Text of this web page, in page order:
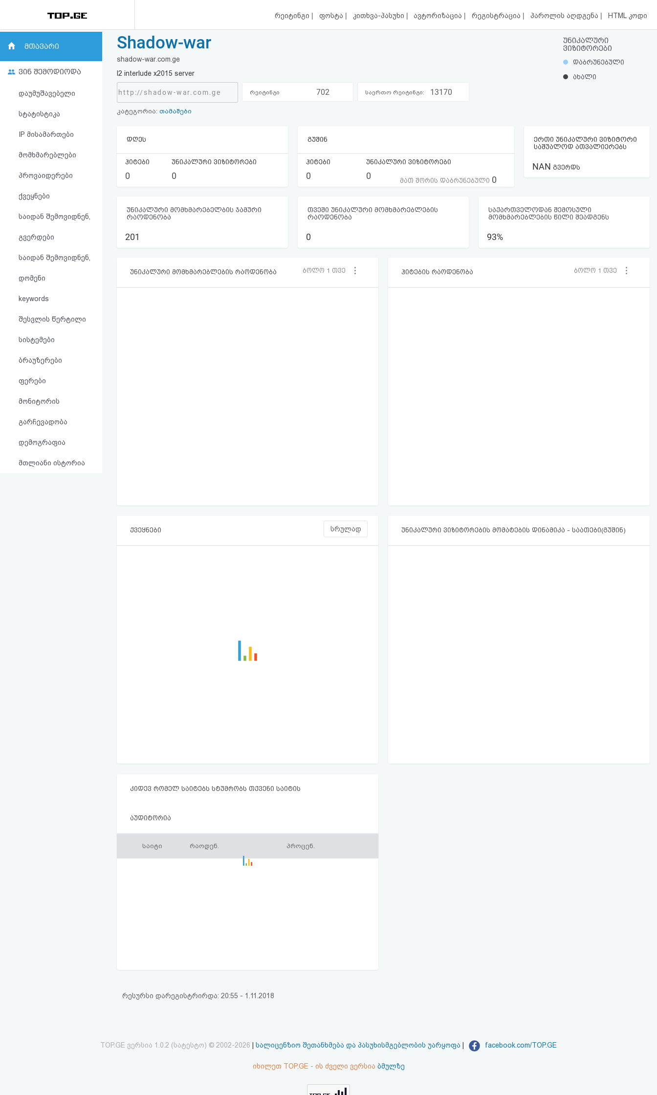
რეიტინგი | ფოსტა | კითხვა-პასუხი | ავტორიზაცია | რეგისტრაცია | პაროლის აღდგენა | HTML კოდი
რეიტინგი
(მთავარი)
კითხვა-
პასუხი
ავტორიზაცია
რეგისტრაცია
სალიცენზიო
შეთანხმება
მთავარი
ვინ შემოდიოდა
დაუმუშავებელი
სტატისტიკა
IP მისამართები
მომხმარებლები
პროვაიდერები
ქვეყნები
საიდან შემოვიდნენ,
გვერდები
საიდან შემოვიდნენ,
დომენი
keywords
შესვლის წერტილი
სისტემები
ბრაუზერები
ფერები
მონიტორის
გარჩევადობა
დემოგრაფია
მთლიანი ისტორია
Shadow-war
shadow-war.com.ge
l2 interlude x2015 server
http://shadow-war.com.ge რეიტინგი 702 საერთო რეიტინგი: 13170
კატეგორია: თამაშები
უნიკალური
ვიზიტორები
დაბრუნებული
ახალი
დღეს
ჰიტები
0
უნიკალური ვიზიტორები
0
გუშინ
ჰიტები
0
უნიკალური ვიზიტორები
0 მათ შორის დაბრუნებული 0
ერთი უნიკალური ვიზიტორი
საშუალოდ ათვალიერებს
NAN გვერდს
უნიკალური მომხმარებელბის ჯამური
რაოდენობა
201
თვეში უნიკალური მომხმარებლების
რაოდენობა
0
საქართველოდან შემოსული
მომხმარებლების წილი შეადგენს
93%
უნიკალური მომხმარებლების რაოდენობა ბოლო 1 თვე ჰიტების რაოდენობა ბოლო 1 თვე
ქვეყნები სრულად უნიკალური ვიზიტორების მომატების დინამიკა - საათები(გუშინ)
კიდევ რომელ საიტებს სტუმრობს თქვენი საიტის
აუდიტორია
საიტი რაოდენ. პროცენ.
რესურსი დარეგისტრირდა: 20:55 - 1.11.2018
TOP.GE ვერსია 1.0.2 (სატესტო) © 2002-2026 სალიცენზიო შეთანხმება და პასუხისმგებლობის უარყოფა facebook.com/TOP.GE
იხილეთ TOP.GE - ის ძველი ვერსია ბმულზე